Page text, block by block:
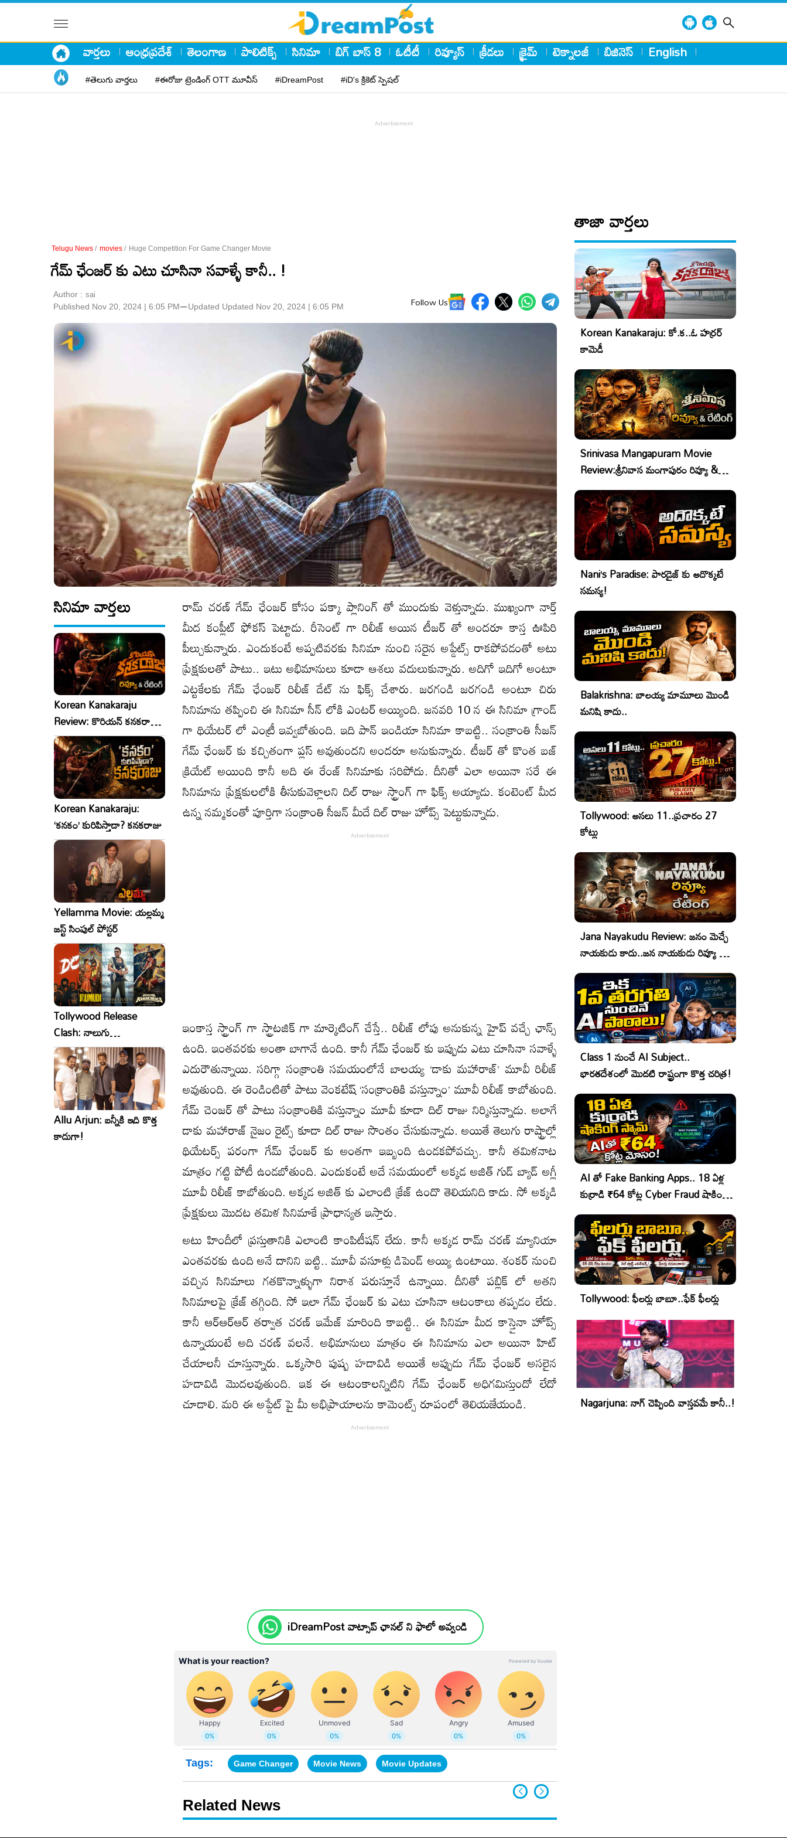
వార్తలు ఆంధ్రప్రదేశ్ తెలంగాణ పాలిటిక్స్ సినిమా బిగ్ బాస్ 8 ఓటీటీ రివ్యూస్ క్రీడలు క్రైమ్ టెక్నాలజీ బిజినెస్ English
#తెలుగు వార్తలు #ఈరోజు ట్రెండింగ్ OTT మూవీస్ #iDreamPost #iD's క్రికెట్ స్పెషల్
Telugu News / movies / Huge Competition For Game Changer Movie
గేమ్ ఛేంజర్ కు ఎటు చూసినా సవాళ్ళే కానీ.. !
Author : sai
Published Nov 20, 2024 | 6:05 PM⚊Updated Updated Nov 20, 2024 | 6:05 PM Follow Us
సినిమా వార్తలు
Korean Kanakaraju
Review: కొరియన్ కనకరాజు
రివ్యూ & రేటింగ్!
Korean Kanakaraju:
‘కనకం’ కురిపిస్తాడా? కనకరాజు
Yellamma Movie: యల్లమ్మ
జస్ట్ సింపుల్ పోస్టర్
Tollywood Release
Clash: నాలుగు
సినిమాలు..ఒకేసారి..ఎందుకో?
Allu Arjun: బన్నీకి ఇది కొత్త
కాదుగా!
రామ్ చరణ్ గేమ్ ఛేంజర్ కోసం పక్కా ప్లానింగ్ తో ముందుకు వెళ్తున్నాడు. ముఖ్యంగా నార్త్
మీద కంప్లీట్ ఫోకస్ పెట్టాడు. రీసెంట్ గా రిలీజ్ అయిన టీజర్ తో అందరూ కాస్త ఊపిరి
పీల్చుకున్నారు. ఎందుకంటే అప్పటివరకు సినిమా నుంచి సరైన అప్డేట్స్ రాకపోవడంతో అటు
ప్రేక్షకులతో పాటు.. ఇటు అభిమానులు కూడా ఆశలు వదులుకున్నారు. అదిగో ఇదిగో అంటూ
ఎట్టకేలకు గేమ్ ఛేంజర్ రిలీజ్ డేట్ ను ఫిక్స్ చేశారు. జరగండి జరగండి అంటూ చిరు
సినిమాను తప్పించి ఈ సినిమా సీన్ లోకి ఎంటర్ అయ్యింది. జనవరి 10 న ఈ సినిమా గ్రాండ్
గా థియేటర్ లో ఎంట్రీ ఇవ్వబోతుంది. ఇది పాన్ ఇండియా సినిమా కాబట్టి.. సంక్రాంతి సీజన్
గేమ్ ఛేంజర్ కు కచ్చితంగా ప్లస్ అవుతుందని అందరూ అనుకున్నారు. టీజర్ తో కొంత బజ్
క్రియేట్ అయింది కానీ అది ఈ రేంజ్ సినిమాకు సరిపోదు. దీనితో ఎలా అయినా సరే ఈ
సినిమాను ప్రేక్షకులలోకి తీసుకువెళ్లాలని దిల్ రాజు స్ట్రాంగ్ గా ఫిక్స్ అయ్యాడు. కంటెంట్ మీద
ఉన్న నమ్మకంతో పూర్తిగా సంక్రాంతి సీజన్ మీదే దిల్ రాజు హోప్స్ పెట్టుకున్నాడు.
ఇంకాస్త స్ట్రాంగ్ గా స్ట్రాటజిక్ గా మార్కెటింగ్ చేస్తే.. రిలీజ్ లోపు అనుకున్న హైప్ వచ్చే ఛాన్స్
ఉంది. ఇంతవరకు అంతా బాగానే ఉంది. కానీ గేమ్ ఛేంజర్ కు ఇప్పుడు ఎటు చూసినా సవాళ్ళే
ఎదురౌతున్నాయి. సరిగ్గా సంక్రాంతి సమయంలోనే బాలయ్య ‘డాకు మహారాజ్’ మూవీ రిలీజ్
అవుతుంది. ఈ రెండింటితో పాటు వెంకటేష్ ‘సంక్రాంతికి వస్తున్నాం’ మూవీ రిలీజ్ కాబోతుంది.
గేమ్ చెంజర్ తో పాటు సంక్రాంతికి వస్తున్నాం మూవీ కూడా దిల్ రాజు నిర్మిస్తున్నాడు. అలాగే
డాకు మహారాజ్ నైజం రైట్స్ కూడా దిల్ రాజు సొంతం చేసుకున్నాడు. అయితే తెలుగు రాష్ట్రాల్లో
థియేటర్స్ పరంగా గేమ్ ఛేంజర్ కు అంతగా ఇబ్బంది ఉండకపోవచ్చు. కానీ తమిళనాట
మాత్రం గట్టి పోటీ ఉండబోతుంది. ఎందుకంటే అదే సమయంలో అక్కడ అజిత్ గుడ్ బ్యాడ్ అగ్లీ
మూవీ రిలీజ్ కాబోతుంది. అక్కడ అజిత్ కు ఎలాంటి క్రేజ్ ఉందొ తెలియనిది కాదు. సో అక్కడి
ప్రేక్షకులు మొదట తమిళ సినిమాకే ప్రాధాన్యత ఇస్తారు.
అటు హిందీలో ప్రస్తుతానికి ఎలాంటి కాంపిటీషన్ లేదు. కానీ అక్కడ రామ్ చరణ్ మ్యానియా
ఎంతవరకు ఉంది అనే దానిని బట్టి.. మూవీ వసూళ్లు డిపెండ్ అయ్యి ఉంటాయి. శంకర్ నుంచి
వచ్చిన సినిమాలు గతకొన్నాళ్ళుగా నిరాశ పరుస్తూనే ఉన్నాయి. దీనితో పబ్లిక్ లో అతని
సినిమాలపై క్రేజ్ తగ్గింది. సో ఇలా గేమ్ ఛేంజర్ కు ఎటు చూసినా ఆటంకాలు తప్పడం లేదు.
కానీ ఆర్ఆర్ఆర్ తర్వాత చరణ్ ఇమేజ్ మారింది కాబట్టి.. ఈ సినిమా మీద కాస్తైనా హోప్స్
ఉన్నాయంటే అది చరణ్ వలనే. అభిమానులు మాత్రం ఈ సినిమాను ఎలా అయినా హిట్
చేయాలనీ చూస్తున్నారు. ఒక్కసారి పుష్ప హడావిడి అయితే అప్పుడు గేమ్ ఛేంజర్ అసలైన
హడావిడి మొదలవుతుంది. ఇక ఈ ఆటంకాలన్నిటిని గేమ్ ఛేంజర్ అధిగమిస్తుందో లేదో
చూడాలి. మరి ఈ అప్డేట్ పై మీ అభిప్రాయాలను కామెంట్స్ రూపంలో తెలియజేయండి.
iDreamPost వాట్సాప్ ఛానల్ ని ఫాలో అవ్వండి
Tags: Game Changer Movie News Movie Updates
Related News
తాజా వార్తలు
Korean Kanakaraju: కో.క..ఓ హర్రర్
కామెడీ
Srinivasa Mangapuram Movie
Review:శ్రీనివాస మంగాపురం రివ్యూ &
రేటింగ్
Nani’s Paradise: పారడైజ్ కు అదొక్కటే
సమస్య!
Balakrishna: బాలయ్య మామూలు మొండి
మనిషి కాదు..
Tollywood: అసలు 11..ప్రచారం 27
కోట్లు
Jana Nayakudu Review: జనం మెచ్చే
నాయకుడు కాదు..జన నాయకుడు రివ్యూ &
రేటింగ్!
Class 1 నుంచే AI Subject..
భారతదేశంలో మొదటి రాష్ట్రంగా కొత్త చరిత్ర!
AI తో Fake Banking Apps.. 18 ఏళ్ల
కుర్రాడి ₹64 కోట్ల Cyber Fraud షాకింగ్
ఆపరేషన్!
Tollywood: ఫీలర్లు బాబూ..ఫేక్ ఫీలర్లు
Nagarjuna: నాగ్ చెప్పింది వాస్తవమే కానీ..!